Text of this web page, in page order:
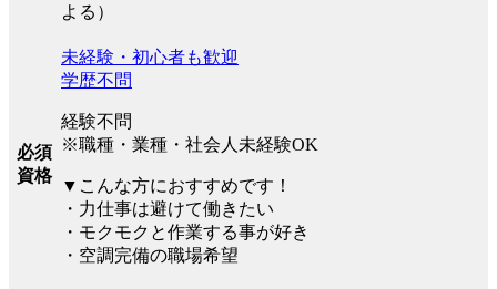
よる）
必須
資格
未経験・初心者も歓迎
学歴不問
経験不問
※職種・業種・社会人未経験OK
▼こんな方におすすめです！
・力仕事は避けて働きたい
・モクモクと作業する事が好き
・空調完備の職場希望